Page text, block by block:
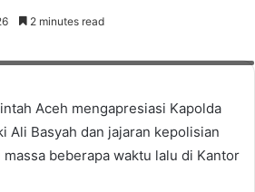
2 minutes read
Aceh mengapresiasi Kapolda
Ali Basyah dan jajaran kepolisian
beberapa waktu lalu di Kantor